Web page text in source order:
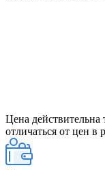
Цена действительна
отличаться от цен в